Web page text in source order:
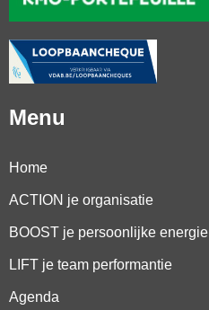
Menu
Home
ACTION je organisatie
BOOST je persoonlijke energie
LIFT je team performantie
Agenda